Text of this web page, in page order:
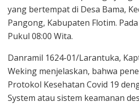
yang bertempat di Desa Bama,
Pangong, Kabupaten Flotim.
Pukul 08:00 Wita.
Danramil 1624-01/Larantuka,
Weking menjelaskan, bahwa
Protokol Kesehatan Covid 19
System atau sistem keamanan